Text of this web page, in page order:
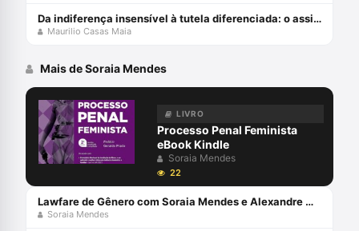
Da indiferença insensível à tutela diferenciada: o assistido defensorial e o cumprimento de sentença – esperanças da cidadania no ncpc
Maurilio Casas Maia
Mais de Soraia Mendes
LIVRO
Processo Penal Feminista
eBook Kindle
Soraia Mendes
22
Lawfare de Gênero com Soraia Mendes e Alexandre Morais da Rosa
Soraia Mendes